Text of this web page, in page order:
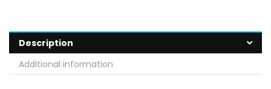
Description
Additional information